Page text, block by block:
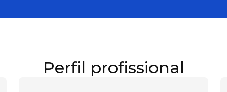
Perfil profissional